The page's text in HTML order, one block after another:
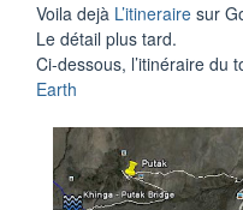
Voila dejà L’itineraire sur
Le détail plus tard.
Ci-dessous, l’itinéraire du
Earth